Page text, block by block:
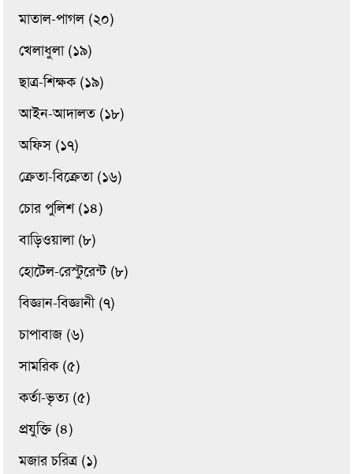
মাতাল-পাগল (২০)
খেলাধুলা (১৯)
ছাত্র-শিক্ষক (১৯)
আইন-আদালত (১৮)
অফিস (১৭)
ক্রেতা-বিক্রেতা (১৬)
চোর পুলিশ (১৪)
বাড়িওয়ালা (৮)
হোটেল-রেস্টুরেন্ট (৮)
বিজ্ঞান-বিজ্ঞানী (৭)
চাপাবাজ (৬)
সামরিক (৫)
কর্তা-ভৃত্য (৫)
প্রযুক্তি (৪)
মজার চরিত্র (১)